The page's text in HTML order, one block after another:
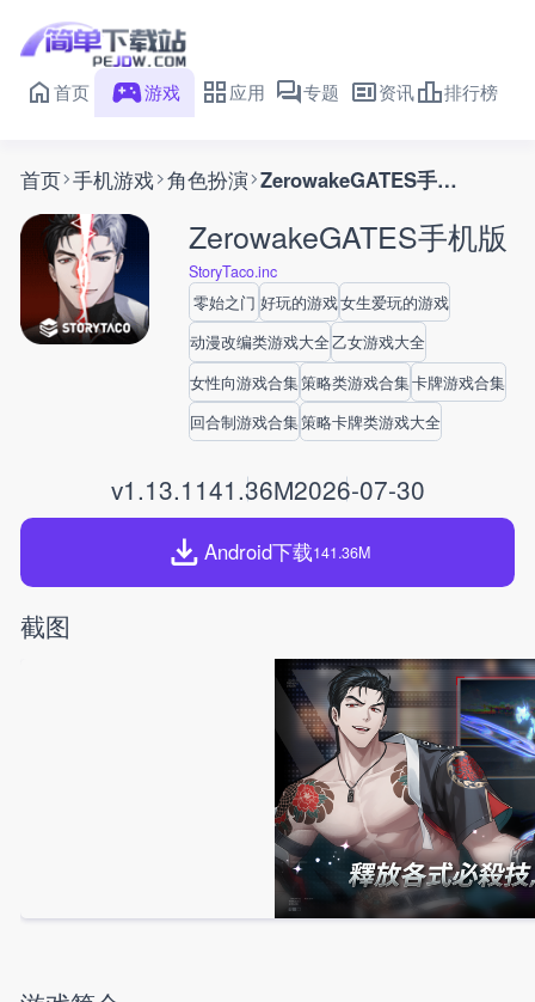
首页 游戏 应用 专题 资讯 排行榜
首页 手机游戏 角色扮演 ZerowakeGATES手机版
ZerowakeGATES手机版
StoryTaco.inc
零始之门 好玩的游戏女生爱玩的游戏
动漫改编类游戏大全乙女游戏大全
女性向游戏合集策略类游戏合集卡牌游戏合集
回合制游戏合集策略卡牌类游戏大全
v1.13.1 141.36M2026-07-30
Android下载141.36M
截图